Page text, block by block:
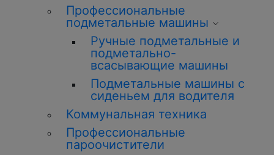
Профессиональные
подметальные машины
Ручные подметальные и
подметально-
всасывающие машины
Подметальные машины с
сиденьем для водителя
Коммунальная техника
Профессиональные
пароочистители